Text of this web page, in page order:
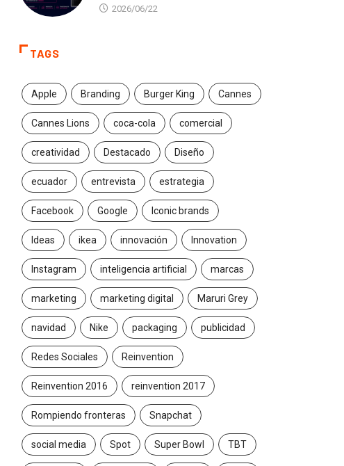
2026/06/22
TAGS
Apple Branding Burger King Cannes
Cannes Lions coca-cola comercial
creatividad Destacado Diseño
ecuador entrevista estrategia
Facebook Google Iconic brands
Ideas ikea innovación Innovation
Instagram inteligencia artificial marcas
marketing marketing digital Maruri Grey
navidad Nike packaging publicidad
Redes Sociales Reinvention
Reinvention 2016 reinvention 2017
Rompiendo fronteras Snapchat
social media Spot Super Bowl TBT